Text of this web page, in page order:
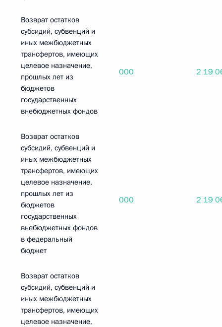
Возврат остатков
субсидий, субвенций и
иных межбюджетных
трансфертов, имеющих
целевое назначение,
прошлых лет из
бюджетов
государственных
внебюджетных фондов
000 2 19
Возврат остатков
субсидий, субвенций и
иных межбюджетных
трансфертов, имеющих
целевое назначение,
прошлых лет из
бюджетов
государственных
внебюджетных фондов
в федеральный
бюджет
000 2 19
Возврат остатков
субсидий, субвенций и
иных межбюджетных
трансфертов, имеющих
целевое назначение,